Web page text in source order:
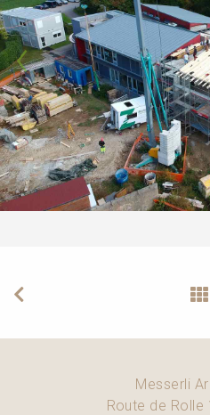
Messerli
Route de Rolle